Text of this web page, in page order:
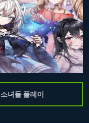
녀들 플레이